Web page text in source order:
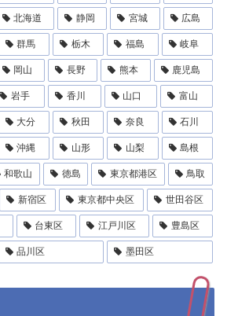
北海道 静岡 宮城 広島
群馬 栃木 福島 岐阜
岡山 長野 熊本 鹿児島
岩手 香川 山口 富山
大分 秋田 奈良 石川
沖縄 山形 山梨 島根
和歌山 徳島 東京都港区 鳥取
新宿区 東京都中央区 世田谷区
台東区 江戸川区 豊島区
品川区 墨田区